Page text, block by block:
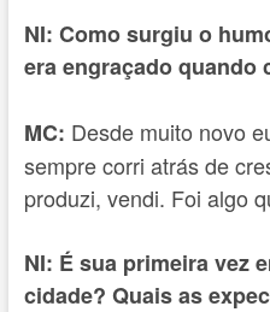
NI: Como surgiu o
era engraçado quando
MC: Desde muito novo
sempre corri atrás de
produzi, vendi. Foi algo
NI: É sua primeira vez
cidade? Quais as